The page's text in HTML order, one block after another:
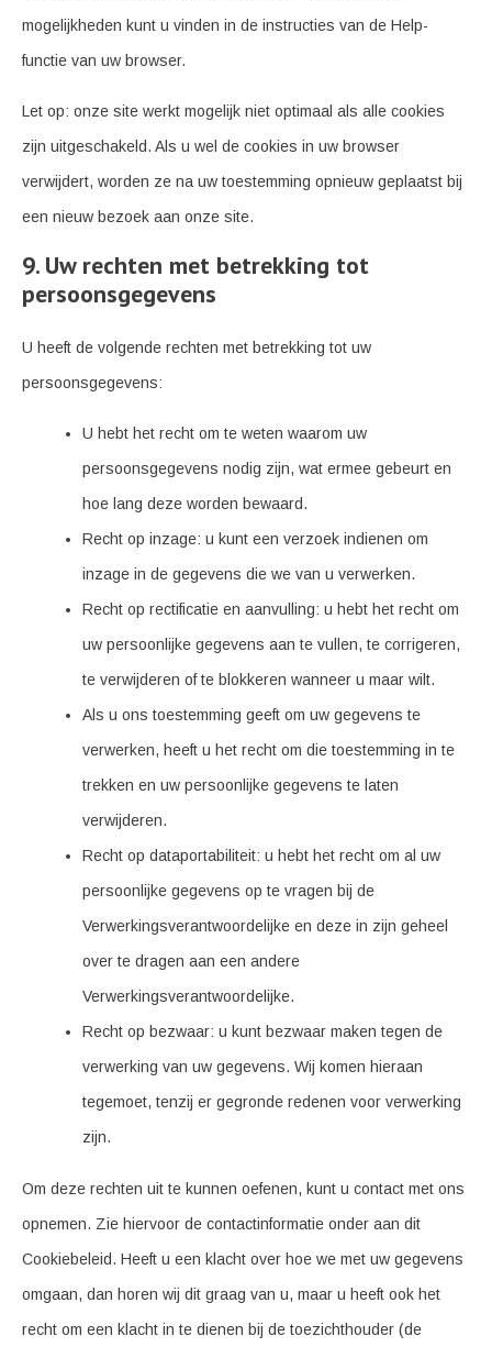
mogelijkheden kunt u vinden in de instructies van de Help-
functie van uw browser.
Let op: onze site werkt mogelijk niet optimaal als alle cookies
zijn uitgeschakeld. Als u wel de cookies in uw browser
verwijdert, worden ze na uw toestemming opnieuw geplaatst bij
een nieuw bezoek aan onze site.
9. Uw rechten met betrekking tot
persoonsgegevens
U heeft de volgende rechten met betrekking tot uw
persoonsgegevens:
U hebt het recht om te weten waarom uw
persoonsgegevens nodig zijn, wat ermee gebeurt en
hoe lang deze worden bewaard.
Recht op inzage: u kunt een verzoek indienen om
inzage in de gegevens die we van u verwerken.
Recht op rectificatie en aanvulling: u hebt het recht om
uw persoonlijke gegevens aan te vullen, te corrigeren,
te verwijderen of te blokkeren wanneer u maar wilt.
Als u ons toestemming geeft om uw gegevens te
verwerken, heeft u het recht om die toestemming in te
trekken en uw persoonlijke gegevens te laten
verwijderen.
Recht op dataportabiliteit: u hebt het recht om al uw
persoonlijke gegevens op te vragen bij de
Verwerkingsverantwoordelijke en deze in zijn geheel
over te dragen aan een andere
Verwerkingsverantwoordelijke.
Recht op bezwaar: u kunt bezwaar maken tegen de
verwerking van uw gegevens. Wij komen hieraan
tegemoet, tenzij er gegronde redenen voor verwerking
zijn.
Om deze rechten uit te kunnen oefenen, kunt u contact met ons
opnemen. Zie hiervoor de contactinformatie onder aan dit
Cookiebeleid. Heeft u een klacht over hoe we met uw gegevens
omgaan, dan horen wij dit graag van u, maar u heeft ook het
recht om een klacht in te dienen bij de toezichthouder (de